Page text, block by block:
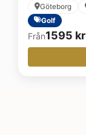
Göteborg
Golf
Från1595 kr